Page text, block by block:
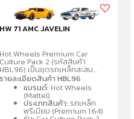
HW 71 AMC JAVELIN
Hot Wheels Premium Car
Culture Pack 2 (รหัสสินค้า
HBL96) เป็นชุดรถเหล็กสะสม
พรีเมียมขนาด 1:64 จำนวน 2 คันต่อ
แพ็ค โดดเด่นด้วยรายละเอียด
สมจริง ล้อจำลองยางจริง ตัวรถ
และฐานผลิตจากโลหะ
(Metal/Metal) คละแบบรถสปอร์ต
และรถแข่งที่เป็นที่นิยม เช่น
รายละเอียดสินค้า HBL96
แบรนด์: Hot Wheels
(Mattel)
ประเภทสินค้า: รถเหล็ก
พรีเมียม (Premium 1:64)